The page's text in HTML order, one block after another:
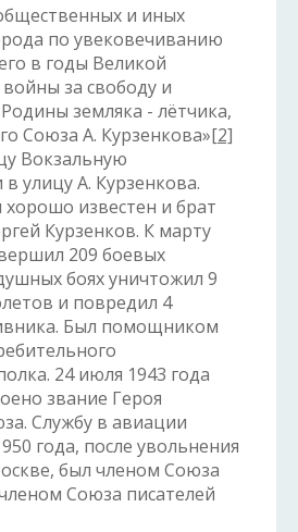
и иных
по увековечиванию
в годы Великой
за свободу и
земляка - лётчика,
Союза А. Курзенкова»[2]
Вокзальную
улицу А. Курзенкова.
известен и брат
Курзенков. К марту
209 боевых
боях уничтожил 9
и повредил 4
Был помощником
24 июля 1943 года
звание Героя
Службу в авиации
года, после увольнения
был членом Союза
Союза писателей